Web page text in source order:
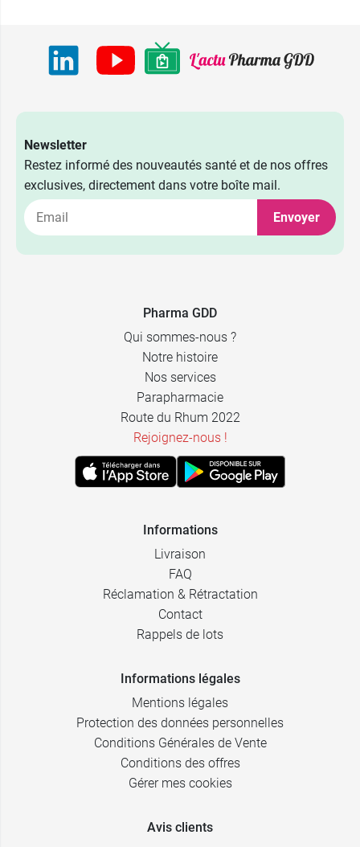
Newsletter
Restez informé des nouveautés santé et de nos offres
exclusives, directement dans votre boîte mail.
Envoyer
Pharma GDD
Qui sommes-nous ?
Notre histoire
Nos services
Parapharmacie
Route du Rhum 2022
Rejoignez-nous !
Informations
Livraison
FAQ
Réclamation & Rétractation
Contact
Rappels de lots
Informations légales
Mentions légales
Protection des données personnelles
Conditions Générales de Vente
Conditions des offres
Gérer mes cookies
Avis clients